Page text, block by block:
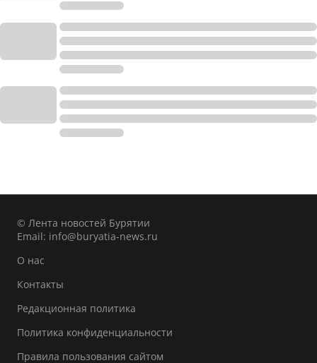
© Лента новостей Бурятии
Email: info@buryatia-news.ru
О нас
Контакты
Редакционная политика
Политика конфиденциальности
Правила пользования сайтом